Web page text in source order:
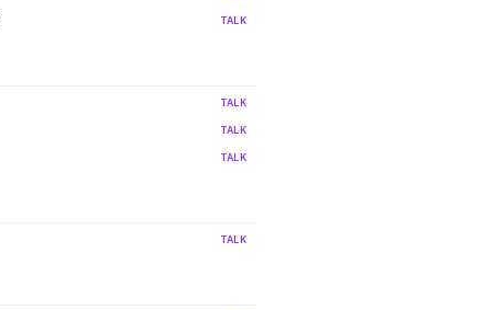
TALK
TALK
TALK
TALK
TALK